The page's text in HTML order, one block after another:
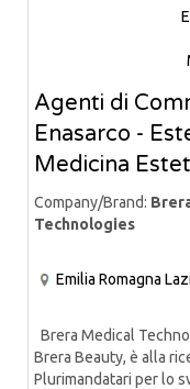
Agenti di
Enasarco -
Medicina
Company/Brand:
Technologies
Emilia Romagna
Brera Medical
Brera Beauty, è alla
Plurimandatari per lo